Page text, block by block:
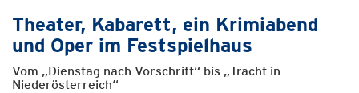
Theater, Kabarett, ein Krimiabend
und Oper im Festspielhaus
Vom „Dienstag nach Vorschrift“ bis „Tracht in
Niederösterreich“